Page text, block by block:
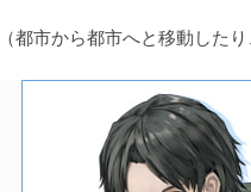
都市から都市へと移動した